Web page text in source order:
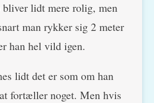
lidt mere rolig, men
man rykker sig 2 meter
han hel vild igen.
lidt det er som om han
fortæller noget. Men hvis